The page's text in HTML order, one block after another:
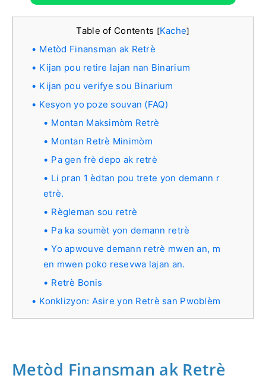
Table of Contents [Kache]
Metòd Finansman ak Retrè
Kijan pou retire lajan nan Binarium
Kijan pou verifye sou Binarium
Kesyon yo poze souvan (FAQ)
Montan Maksimòm Retrè
Montan Retrè Minimòm
Pa gen frè depo ak retrè
Li pran 1 èdtan pou trete yon demann r
etrè.
Règleman sou retrè
Pa ka soumèt yon demann retrè
Yo apwouve demann retrè mwen an, m
en mwen poko resevwa lajan an.
Retrè Bonis
Konklizyon: Asire yon Retrè san Pwoblèm
Metòd Finansman ak Retrè